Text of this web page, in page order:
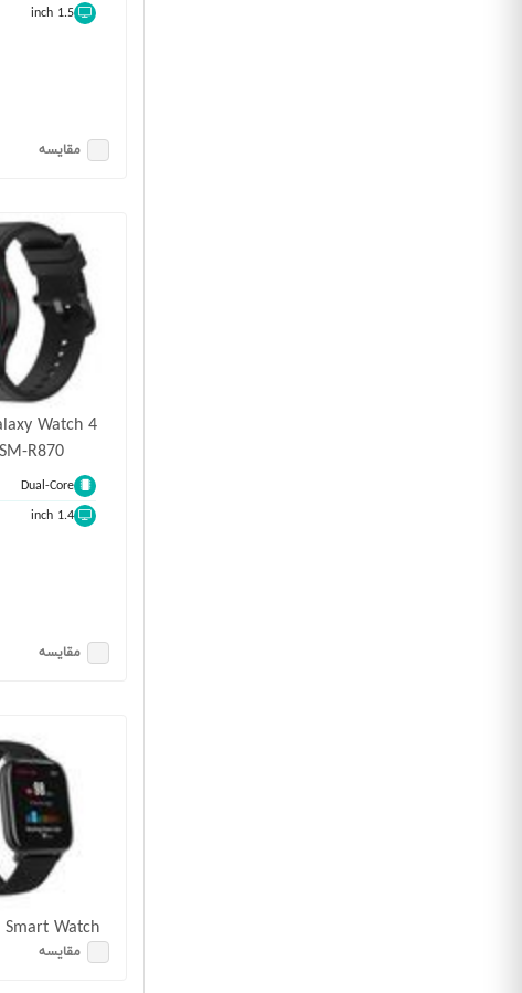
1.5 inch
مقایسه
Watch 4
R870
Dual-Core
1.4 inch
مقایسه
Smart Watch
مقایسه